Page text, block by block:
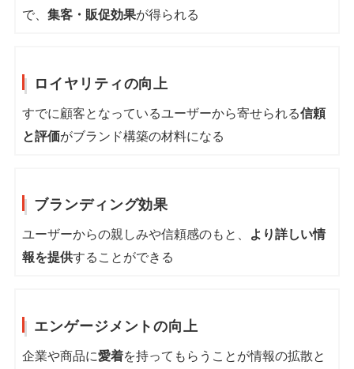
で、集客・販促効果が得られる
ロイヤリティの向上
すでに顧客となっているユーザーから寄せられる信頼
と評価がブランド構築の材料になる
ブランディング効果
ユーザーからの親しみや信頼感のもと、
より詳しい情
報を提供することができる
エンゲージメントの向上
企業や商品に愛着を持ってもらうことが情報の拡散と